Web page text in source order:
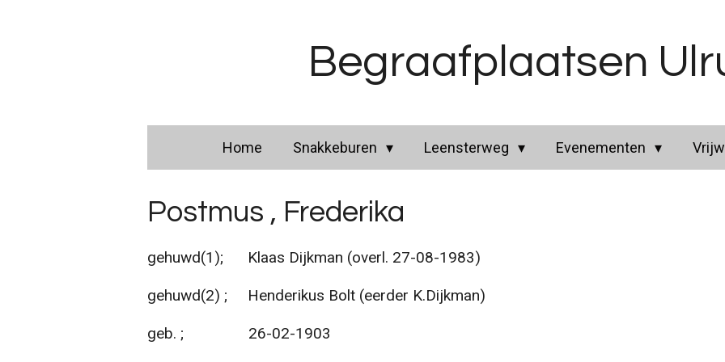
Begraafplaatsen
Home Snakkeburen Leensterweg Evenementen
Postmus , Frederika
gehuwd(1); Klaas Dijkman (overl. 27-08-1983)
gehuwd(2) ; Henderikus Bolt (eerder K.Dijkman)
geb. ; 26-02-1903